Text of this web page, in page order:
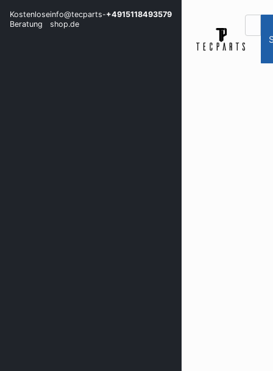
Kostenlose
Beratung
info@tecparts-
shop.de
+4915118493579